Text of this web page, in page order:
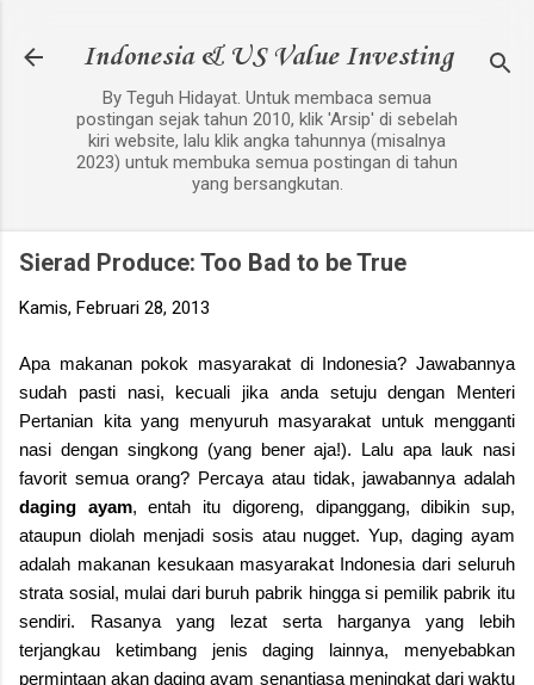
Indonesia & US Value Investing
By Teguh Hidayat. Untuk membaca semua
postingan sejak tahun 2010, klik 'Arsip' di sebelah
kiri website, lalu klik angka tahunnya (misalnya
2023) untuk membuka semua postingan di tahun
yang bersangkutan.
Sierad Produce: Too Bad to be True
Kamis, Februari 28, 2013
Apa makanan pokok masyarakat di Indonesia? Jawabannya
sudah pasti nasi, kecuali jika anda setuju dengan Menteri
Pertanian kita yang menyuruh masyarakat untuk mengganti
nasi dengan singkong (yang bener aja!). Lalu apa lauk nasi
favorit semua orang? Percaya atau tidak, jawabannya adalah
daging ayam, entah itu digoreng, dipanggang, dibikin sup,
ataupun diolah menjadi sosis atau nugget. Yup, daging ayam
adalah makanan kesukaan masyarakat Indonesia dari seluruh
strata sosial, mulai dari buruh pabrik hingga si pemilik pabrik itu
sendiri. Rasanya yang lezat serta harganya yang lebih
terjangkau ketimbang jenis daging lainnya, menyebabkan
permintaan akan daging ayam senantiasa meningkat dari waktu